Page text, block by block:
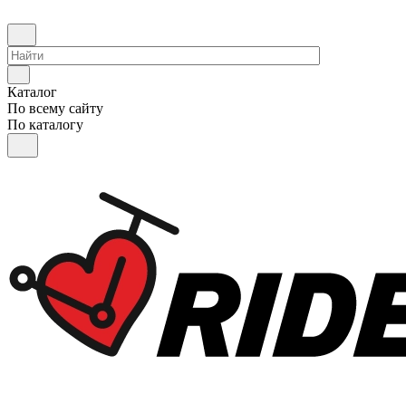
Каталог
По всему сайту
По каталогу